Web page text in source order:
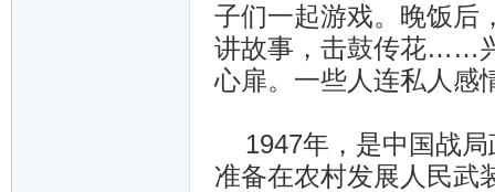
子们一起游戏。晚饭后
讲故事，击鼓传花……
心扉。一些人连私人感
1947年，是中国战局
准备在农村发展人民武